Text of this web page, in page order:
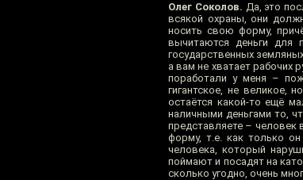
Олег Соколов. Да, это
всякой охраны, они
носить свою форму,
вычитаются деньги для
государственных
а вам не хватает рабочих
поработали у меня –
гигантское, не великое,
остаётся какой-то ещё
наличными деньгами то,
представляете – человек
форму, т.е. как только он
человека, который
поймают и посадят на
сколько угодно, очень